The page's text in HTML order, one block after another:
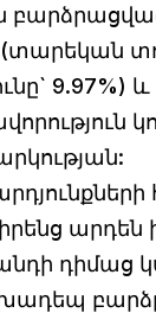
(տարեկան
9.97%)
արդեն
դիմաց